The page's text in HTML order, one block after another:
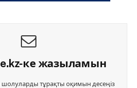
ке жазыламын
тұрақты оқимын десеңіз